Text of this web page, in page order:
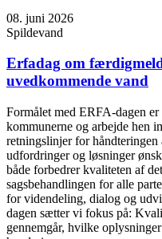
08. juni 2026
Spildevand
Erfadag om
uvedkommende vand
Formålet med ERFA-dagen
kommunerne og arbejde hen
retningslinjer for håndteringen
udfordringer og løsninger
både forbedrer kvaliteten af
sagsbehandlingen for alle
for videndeling, dialog og
dagen sætter vi fokus på:
gennemgår, hvilke